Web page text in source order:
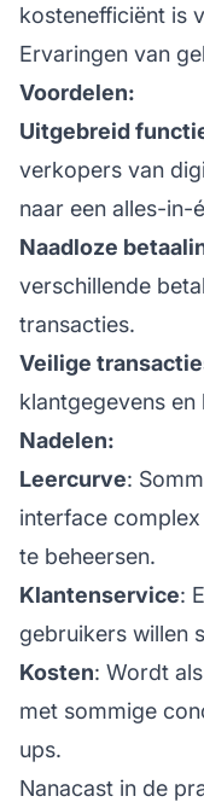
kostenefficiënt is
Ervaringen van
Voordelen:
Uitgebreid
verkopers van
naar een alles-in-
Naadloze
verschillende
transacties.
Veilige
klantgegevens en
Nadelen:
Leercurve:
interface
te beheersen.
Klantenservice:
gebruikers willen
Kosten: Wordt
met sommige
ups.
Nanacast in de